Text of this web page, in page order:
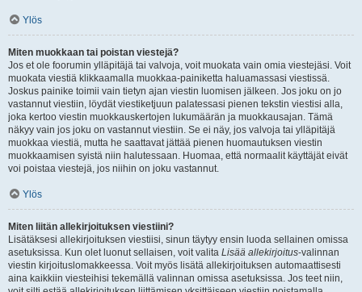
Ylös
Miten muokkaan tai poistan viestejä?
Jos et ole foorumin ylläpitäjä tai valvoja, voit muokata vain omia viestejäsi. Voit
muokata viestiä klikkaamalla muokkaa-painiketta haluamassasi viestissä.
Joskus painike toimii vain tietyn ajan viestin luomisen jälkeen. Jos joku on jo
vastannut viestiin, löydät viestiketjuun palatessasi pienen tekstin viestisi alla,
joka kertoo viestin muokkauskertojen lukumäärän ja muokkausajan. Tämä
näkyy vain jos joku on vastannut viestiin. Se ei näy, jos valvoja tai ylläpitäjä
muokkaa viestiä, mutta he saattavat jättää pienen huomautuksen viestin
muokkaamisen syistä niin halutessaan. Huomaa, että normaalit käyttäjät eivät
voi poistaa viestejä, jos niihin on joku vastannut.
Ylös
Miten liitän allekirjoituksen viestiini?
Lisätäksesi allekirjoituksen viestiisi, sinun täytyy ensin luoda sellainen omissa
asetuksissa. Kun olet luonut sellaisen, voit valita Lisää allekirjoitus-valinnan
viestin kirjoituslomakkeessa. Voit myös lisätä allekirjoituksen automaattisesti
aina kaikkiin viesteihisi tekemällä valinnan omissa asetuksissa. Jos teet niin,